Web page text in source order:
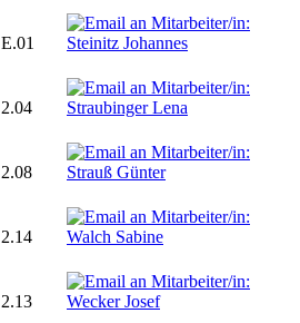
E.01
2.04
2.08
2.14
2.13